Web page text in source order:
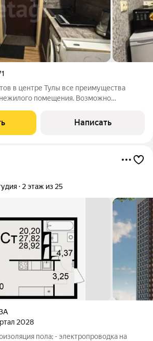
Тулы все преимущества
нежилого помещения. Возможно
техника остаются. Главное
расположение. До Казанской
Написать
2 этаж из 25
2028
пола; - электропроводка на